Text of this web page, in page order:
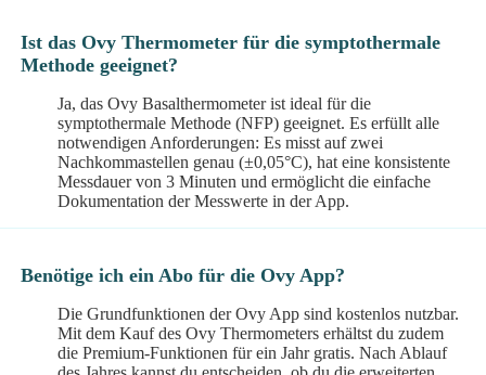
Ist das Ovy Thermometer für die symptothermale
Methode geeignet?
Ja, das Ovy Basalthermometer ist ideal für die
symptothermale Methode (NFP) geeignet. Es erfüllt alle
notwendigen Anforderungen: Es misst auf zwei
Nachkommastellen genau (±0,05°C), hat eine konsistente
Messdauer von 3 Minuten und ermöglicht die einfache
Dokumentation der Messwerte in der App.
Benötige ich ein Abo für die Ovy App?
Die Grundfunktionen der Ovy App sind kostenlos nutzbar.
Mit dem Kauf des Ovy Thermometers erhältst du zudem
die Premium-Funktionen für ein Jahr gratis. Nach Ablauf